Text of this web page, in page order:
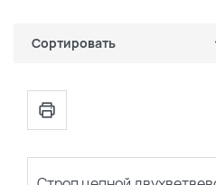
Сортировать
по цене (сначала дешевые)
по цене (сначала дорогие)
популярные